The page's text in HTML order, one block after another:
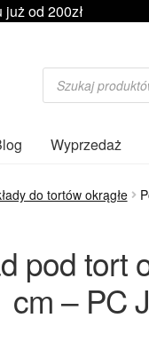
od 200zł
Wyszukiwarka
produktów
Wyprzedaż
do tortów okrągłe
pod tort
cm – PC